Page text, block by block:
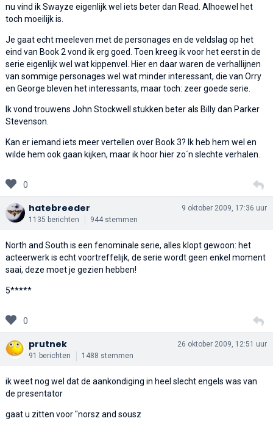
nu vind ik Swayze eigenlijk wel iets beter dan Read. Alhoewel het
toch moeilijk is.
Je gaat echt meeleven met de personages en de veldslag op het
eind van Book 2 vond ik erg goed. Toen kreeg ik voor het eerst in de
serie eigenlijk wel wat kippenvel. Hier en daar waren de verhallijnen
van sommige personages wel wat minder interessant, die van Orry
en George bleven het interessants, maar toch: zeer goede serie.
Ik vond trouwens John Stockwell stukken beter als Billy dan Parker
Stevenson.
Kan er iemand iets meer vertellen over Book 3? Ik heb hem wel en
wilde hem ook gaan kijken, maar ik hoor hier zo´n slechte verhalen.
0
hatebreeder
1135 berichten 944 stemmen
9 oktober 2009, 17:36 uur
North and South is een fenominale serie, alles klopt gewoon: het
acteerwerk is echt voortreffelijk, de serie wordt geen enkel moment
saai, deze moet je gezien hebben!
5*****
0
prutnek
91 berichten 1488 stemmen
26 oktober 2009, 12:51 uur
ik weet nog wel dat de aankondiging in heel slecht engels was van
de presentator
gaat u zitten voor "norsz and sousz